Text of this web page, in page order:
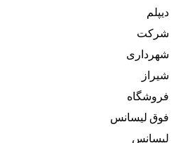
دیپلم
شرکت
شهرداری
شیراز
فروشگاه
فوق لیسانس
لیسانس